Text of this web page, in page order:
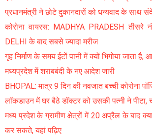
प्रधानमंत्री ने छोटे दुकानदारों को धन्यवाद के साथ
कोरोना वायरस: MADHYA PRADESH तीसरे
DELHI के बाद सबसे ज्यादा मरीज
गृह निर्माण के समय ईटों पानी में क्यों भिगोया जाता है,
मध्यप्रदेश में शराबबंदी के नए आदेश जारी
BHOPAL: मात्र 9 दिन की नवजात बच्ची कोरोना
लॉकडाउन में घर बैठे डॉक्टर को उसकी पत्नी ने पीटा,
मध्य प्रदेश के ग्रामीण क्षेत्रों में 20 अप्रैल के बाद
कर सकते, यहां पढ़िए